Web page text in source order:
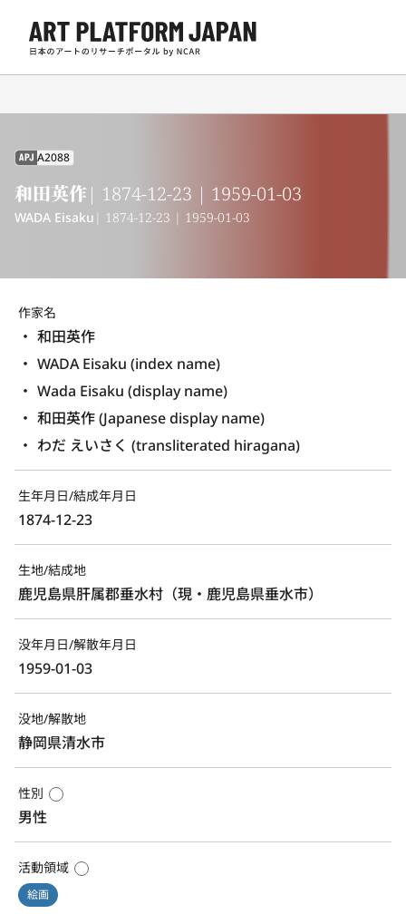
APJ A2088
和田英作 | 1874-12-23 | 1959-01-03
WADA Eisaku | 1874-12-23 | 1959-01-03
作家名
和田英作
WADA Eisaku (index name)
Wada Eisaku (display name)
和田英作 (Japanese display name)
わだ えいさく (transliterated hiragana)
生年月日/結成年月日
1874-12-23
生地/結成地
鹿児島県肝属郡垂水村（現・鹿児島県垂水市）
没年月日/解散年月日
1959-01-03
没地/解散地
静岡県清水市
性別
男性
活動領域
絵画